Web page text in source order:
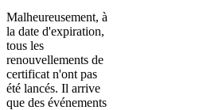
Malheureusement, à
la date d'expiration,
tous les
renouvellements de
certificat n'ont pas
été lancés. Il arrive
que des événements